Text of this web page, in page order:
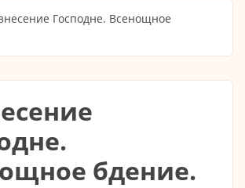
Господне. Всенощное
бдение.